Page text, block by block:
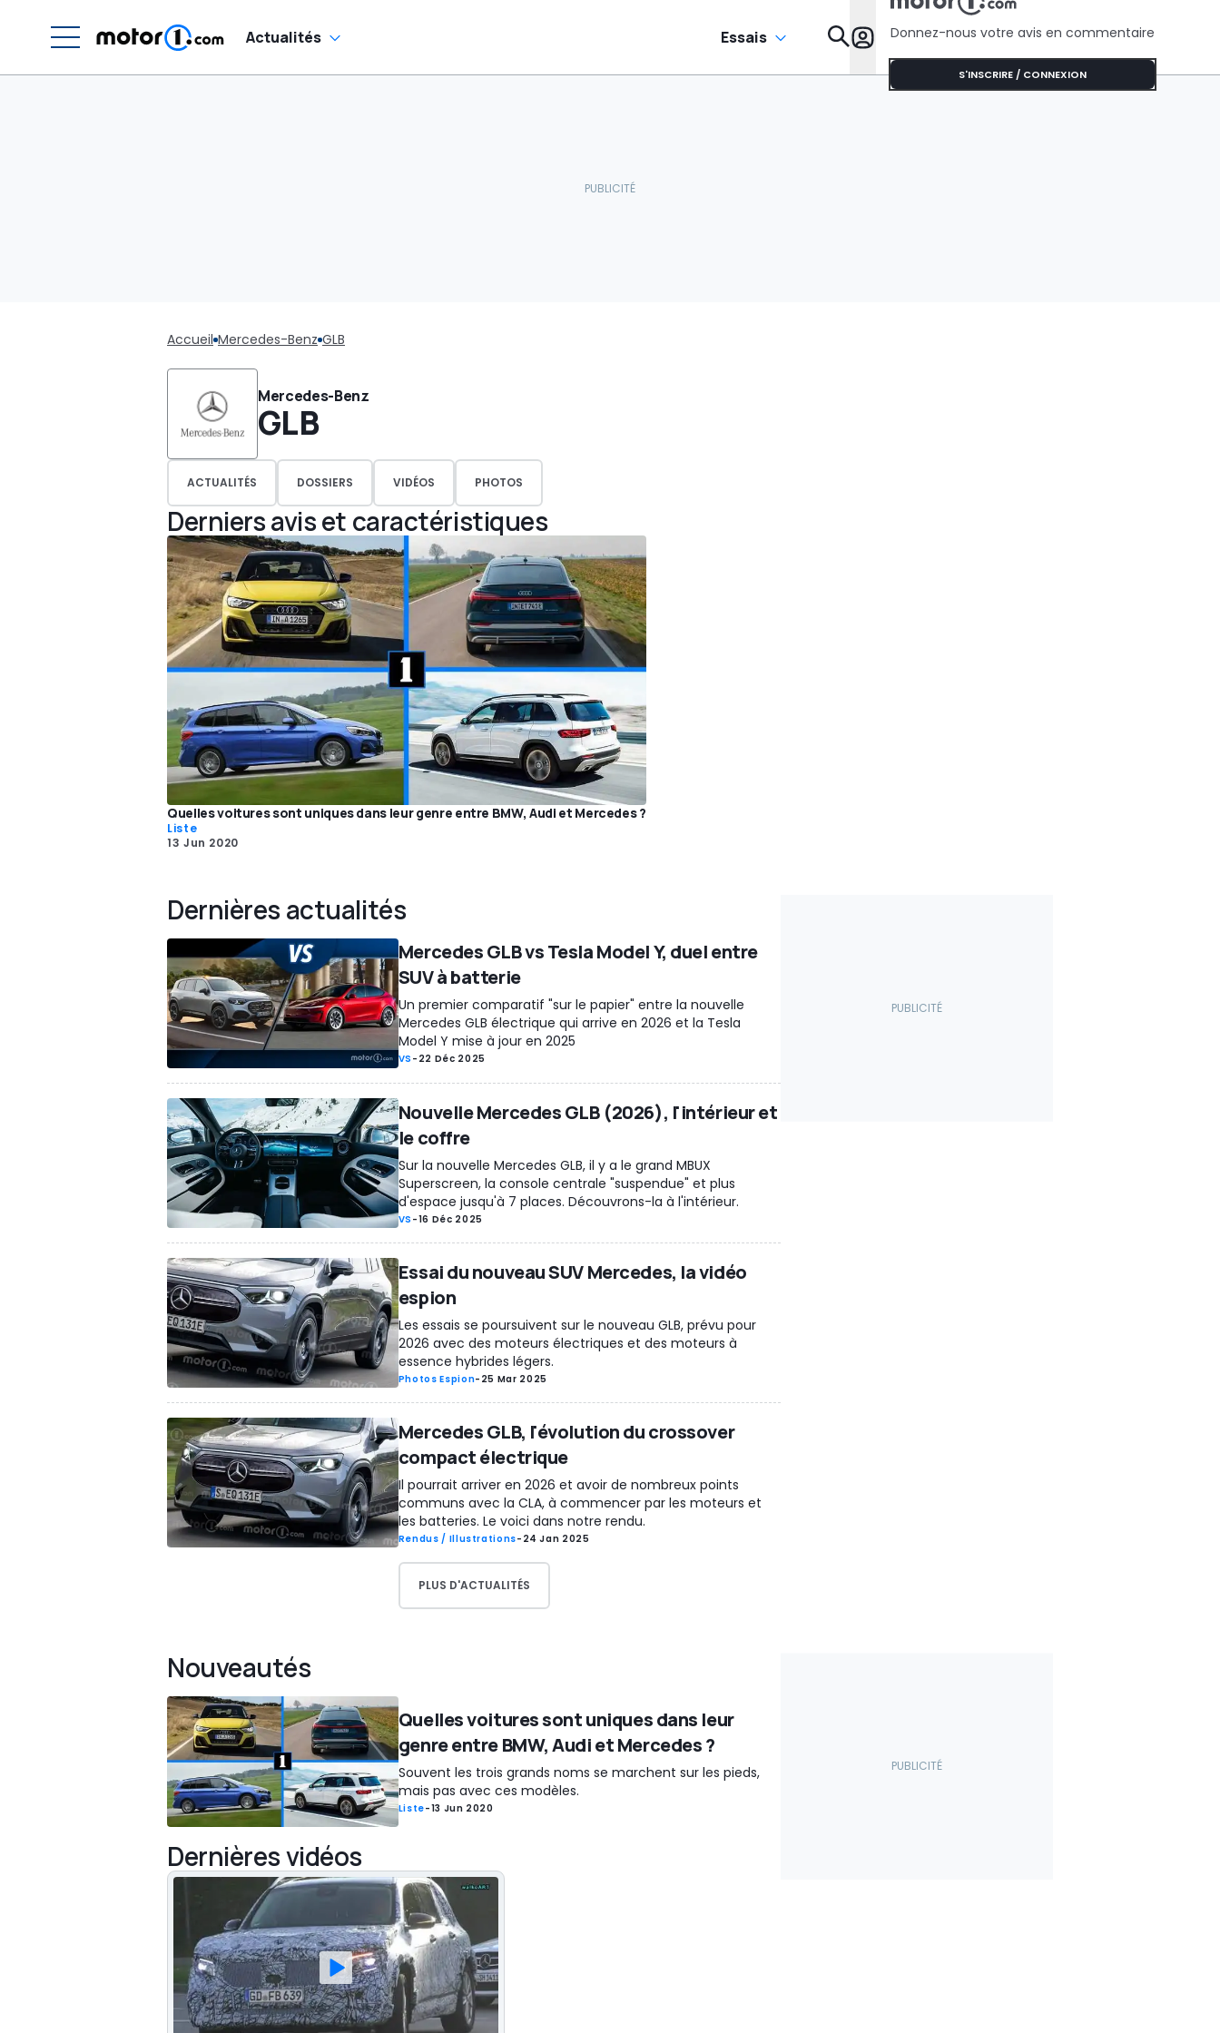
Actualités Essais Donnez-nous votre avis en commentaire
S'INSCRIRE / CONNEXION
Accueil Mercedes-Benz GLB
Mercedes-Benz
GLB
ACTUALITÉS DOSSIERS VIDÉOS PHOTOS
Derniers avis et caractéristiques
Quelles voitures sont uniques dans leur genre entre BMW, Audi et Mercedes ?
Liste
13 Jun 2020
Dernières actualités
Mercedes GLB vs Tesla Model Y, duel entre
SUV à batterie
Un premier comparatif "sur le papier" entre la nouvelle
Mercedes GLB électrique qui arrive en 2026 et la Tesla
Model Y mise à jour en 2025
VS - 22 Déc 2025
Nouvelle Mercedes GLB (2026), l'intérieur et
le coffre
Sur la nouvelle Mercedes GLB, il y a le grand MBUX
Superscreen, la console centrale "suspendue" et plus
d'espace jusqu'à 7 places. Découvrons-la à l'intérieur.
VS -16 Déc 2025
Essai du nouveau SUV Mercedes, la vidéo
espion
Les essais se poursuivent sur le nouveau GLB, prévu pour
2026 avec des moteurs électriques et des moteurs à
essence hybrides légers.
Photos Espion- 25 Mar 2025
Mercedes GLB, l'évolution du crossover
compact électrique
Il pourrait arriver en 2026 et avoir de nombreux points
communs avec la CLA, à commencer par les moteurs et
les batteries. Le voici dans notre rendu.
Rendus / Illustrations- 24 Jan 2025
PLUS D'ACTUALITÉS
Nouveautés
Quelles voitures sont uniques dans leur
genre entre BMW, Audi et Mercedes ?
Souvent les trois grands noms se marchent sur les pieds,
mais pas avec ces modèles.
Liste-13 Jun 2020
Dernières vidéos